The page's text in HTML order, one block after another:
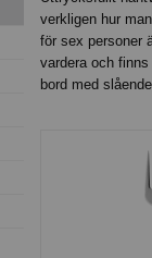
verkligen hur
för sex personer
vardera och
bord med